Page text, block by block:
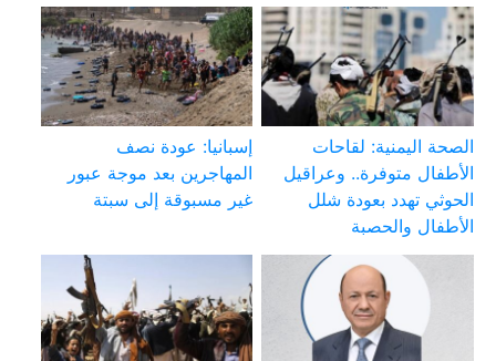
الصحة اليمنية: لقاحات
الأطفال متوفرة.. وعراقيل
الحوثي تهدد بعودة شلل
الأطفال والحصبة
إسبانيا: عودة نصف
المهاجرين بعد موجة عبور
غير مسبوقة إلى سبتة